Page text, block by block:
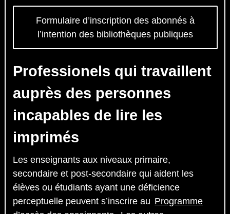
Formulaire d’inscription des abonnés à
l’intention des bibliothèques publiques
Professionels qui travaillent
auprès des personnes
incapables de lire les
imprimés
Les enseignants aux niveaux primaire,
secondaire et post-secondaire qui aident les
élèves ou étudiants ayant une déficience
perceptuelle peuvent s’inscrire au Programme